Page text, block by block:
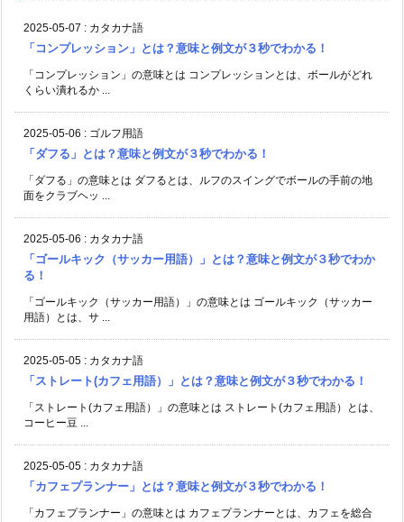
2025-05-07 : カタカナ語
「コンプレッション」とは？意味と例文が３秒でわかる！
「コンプレッション」の意味とは コンプレッションとは、ボールがどれ
くらい潰れるか ...
2025-05-06 : ゴルフ用語
「ダフる」とは？意味と例文が３秒でわかる！
「ダフる」の意味とは ダフるとは、ルフのスイングでボールの手前の地
面をクラブヘッ ...
2025-05-06 : カタカナ語
「ゴールキック（サッカー用語）」とは？意味と例文が３秒でわか
る！
「ゴールキック（サッカー用語）」の意味とは ゴールキック（サッカー
用語）とは、サ ...
2025-05-05 : カタカナ語
「ストレート(カフェ用語）」とは？意味と例文が３秒でわかる！
「ストレート(カフェ用語）」の意味とは ストレート(カフェ用語）とは、
コーヒー豆 ...
2025-05-05 : カタカナ語
「カフェプランナー」とは？意味と例文が３秒でわかる！
「カフェプランナー」の意味とは カフェプランナーとは、カフェを総合